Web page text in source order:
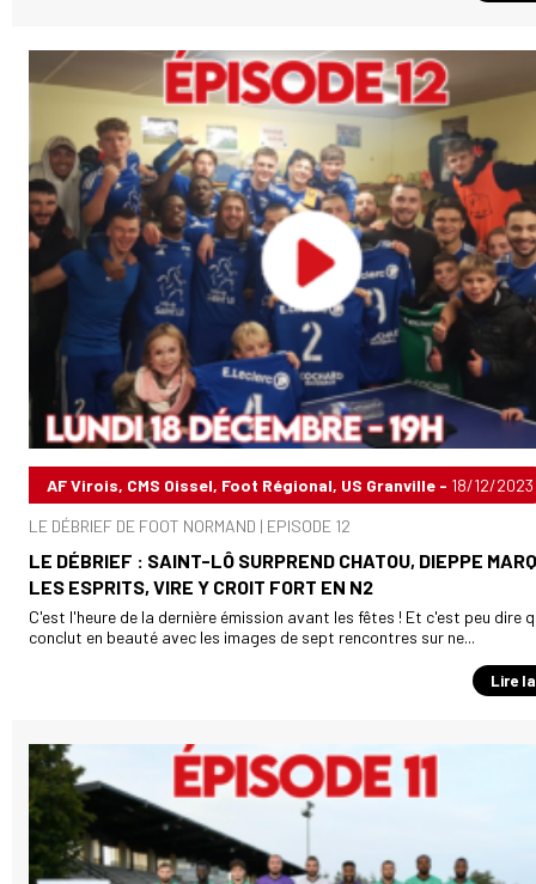
AF Virois, CMS Oissel, Foot Régional, US Granville - 18/12/2023
LE DÉBRIEF DE FOOT NORMAND | EPISODE 12
LE DÉBRIEF : SAINT-LÔ SURPREND CHATOU, DIEPPE
LES ESPRITS, VIRE Y CROIT FORT EN N2
C'est l'heure de la dernière émission avant les fêtes ! Et c'est peu dire
conclut en beauté avec les images de sept rencontres sur ne...
Lire